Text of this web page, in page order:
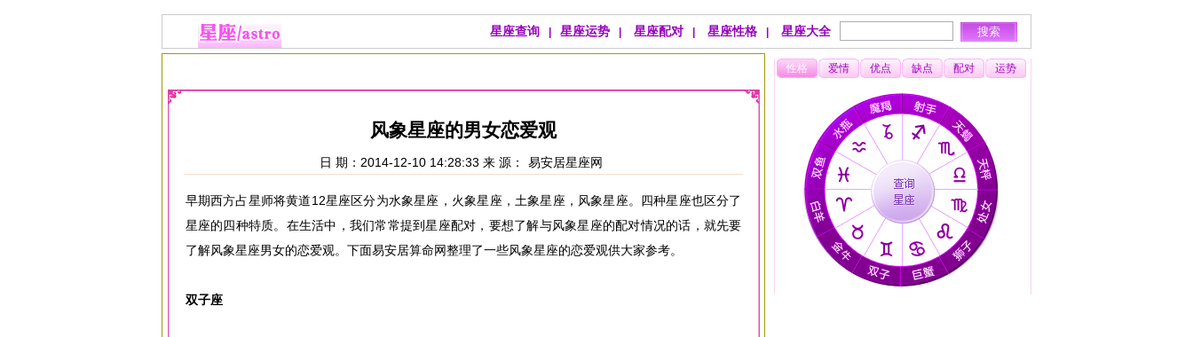
星座查询 星座运势 星座配对 星座性格 星座大全
风象星座的男女恋爱观
日 期：2014-12-10 14:28:33 来 源： 易安居星座网
早期西方占星师将黄道12星座区分为水象星座，火象星座，土象星座，风象星座。四种星座也区分了
星座的四种特质。在生活中，我们常常提到星座配对，要想了解与风象星座的配对情况的话，就先要
了解风象星座男女的恋爱观。下面易安居算命网整理了一些风象星座的恋爱观供大家参考。
双子座
性格 爱情 优点 缺点 配对 运势